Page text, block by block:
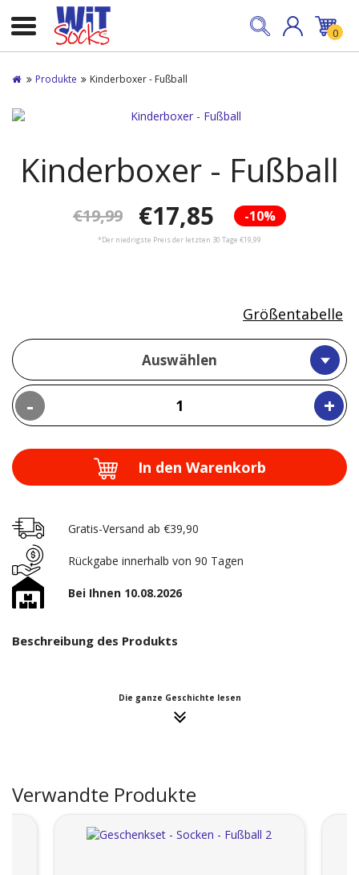
0
Produkte Kinderboxer - Fußball
Kinderboxer - Fußball
-10%
€19,99 €17,85
*Der niedrigste Preis der letzten 30 Tage €19,99
Auswählen
- +
Größentabelle
In den Warenkorb
Gratis-Versand ab €39,90
Rückgabe innerhalb von 90 Tagen
Bei Ihnen 10.08.2026
Beschreibung des Produkts
Die ganze Geschichte lesen
Verwandte Produkte